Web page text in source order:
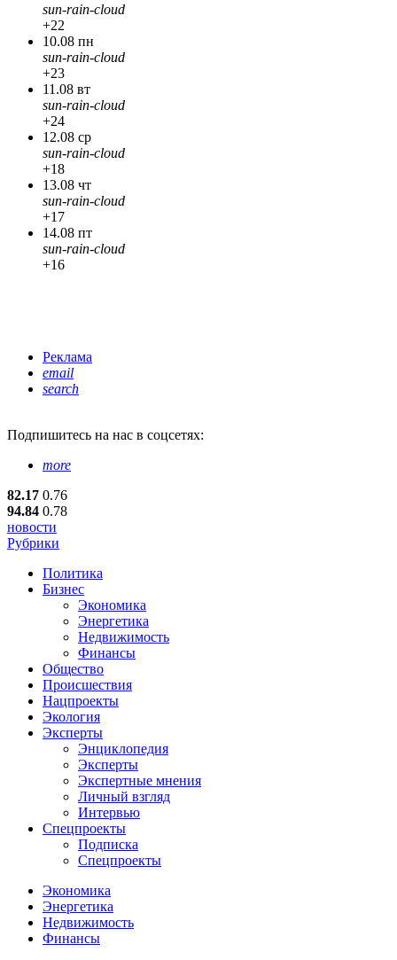
sun-rain-cloud
+22
10.08 пн
sun-rain-cloud
+23
11.08 вт
sun-rain-cloud
+24
12.08 ср
sun-rain-cloud
+18
13.08 чт
sun-rain-cloud
+17
14.08 пт
sun-rain-cloud
+16
Реклама
email
search
Подпишитесь на нас в соцсетях:
more
82.17 0.76
94.84 0.78
новости
Рубрики
Политика
Бизнес
Экономика
Энергетика
Недвижимость
Финансы
Общество
Происшествия
Нацпроекты
Экология
Эксперты
Энциклопедия
Эксперты
Экспертные мнения
Личный взгляд
Интервью
Спецпроекты
Подписка
Спецпроекты
Экономика
Энергетика
Недвижимость
Финансы